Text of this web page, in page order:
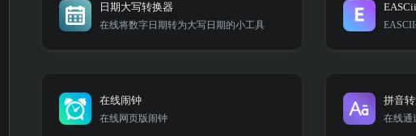
日期大写转换器
在线将数字日期转为大写日期的小工具
在线闹钟
在线网页版闹钟
拼音
在线通